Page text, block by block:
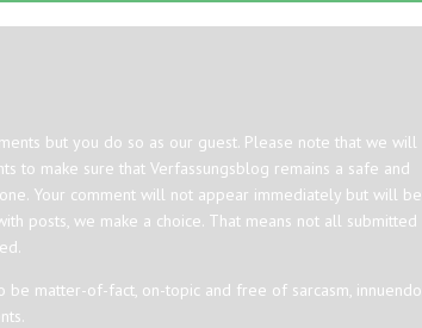
but you do so as our guest. Please note that we will
to make sure that Verfassungsblog remains a safe and
Your comment will not appear immediately but will be
posts, we make a choice. That means not all submitted
be matter-of-fact, on-topic and free of sarcasm, innuendo